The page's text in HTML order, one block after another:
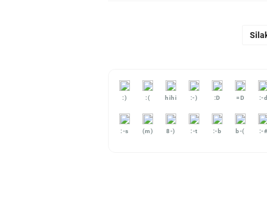
:) :( hihi :-) :D =D :-d
:-s (m) 8-) :-t :-b b-( :-#